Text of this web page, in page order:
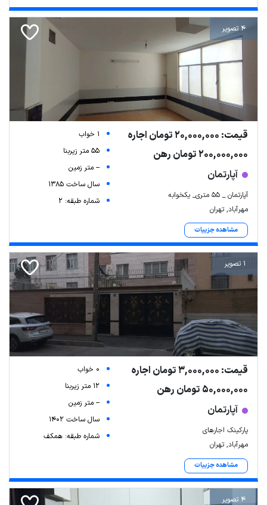
4 تصویر
قیمت: 20,000,000 تومان اجاره
200,000,000 تومان رهن
آپارتمان
آپارتمان _ ۵۵ متری_ یکخوابه
مهرآباد, تهران
مشاهده جزییات
1 خواب
55 متر زیربنا
-- متر زمین
سال ساخت 1385
شماره طبقه: 2
1 تصویر
قیمت: 3,000,000 تومان اجاره
50,000,000 تومان رهن
آپارتمان
پارکینک اجارهای
مهرآباد, تهران
مشاهده جزییات
0 خواب
12 متر زیربنا
-- متر زمین
سال ساخت 1402
شماره طبقه: همکف
4 تصویر